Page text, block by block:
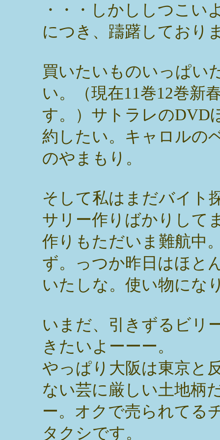
・・・しかししつこい
につき、躊躇しており
買いたいものいっぱい
い。（現在11巻12巻新
す。）サトラレのDVD
約したい。キャロルの
のやまもり。
そして私はまだバイト
サリー作りばかりして
作りもただいま難航中
ず。っつか昨日はほと
いたしな。使い物にな
いまだ、引きずるビリ
きたいよーーー。
やっぱり大阪は東京と
ない芸に厳しい土地柄
ー。オクで売られてる
タクシです。